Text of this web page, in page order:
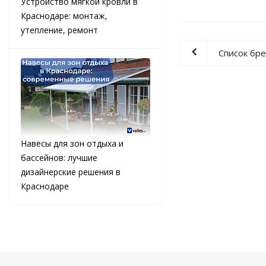
Список
Краснодаре: монтаж,
утепление, ремонт
Навесы для зон отдыха и
бассейнов: лучшие
дизайнерские решения в
Краснодаре